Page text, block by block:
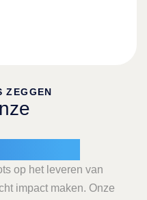
ZEGGEN
op het leveren van
impact maken. Onze